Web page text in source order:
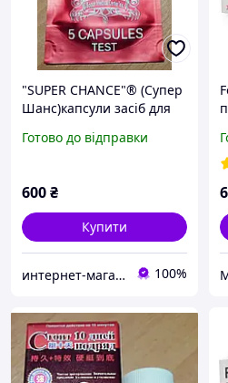
"SUPER CHANCE"® (Супер
Шанс)капсули засіб для
капсул.
Готово до відправки
600₴
Купити
интернет-магазин"BIGTOPSHOP" 100%